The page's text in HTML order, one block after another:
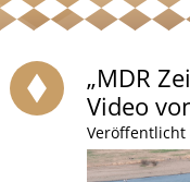
„MDR
Video
Veröffentlicht